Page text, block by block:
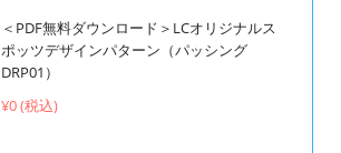
＜PDF無料ダウンロード＞LCオリジナルス
ポッツデザインパターン（パッシング
DRP01）
¥0 (税込)